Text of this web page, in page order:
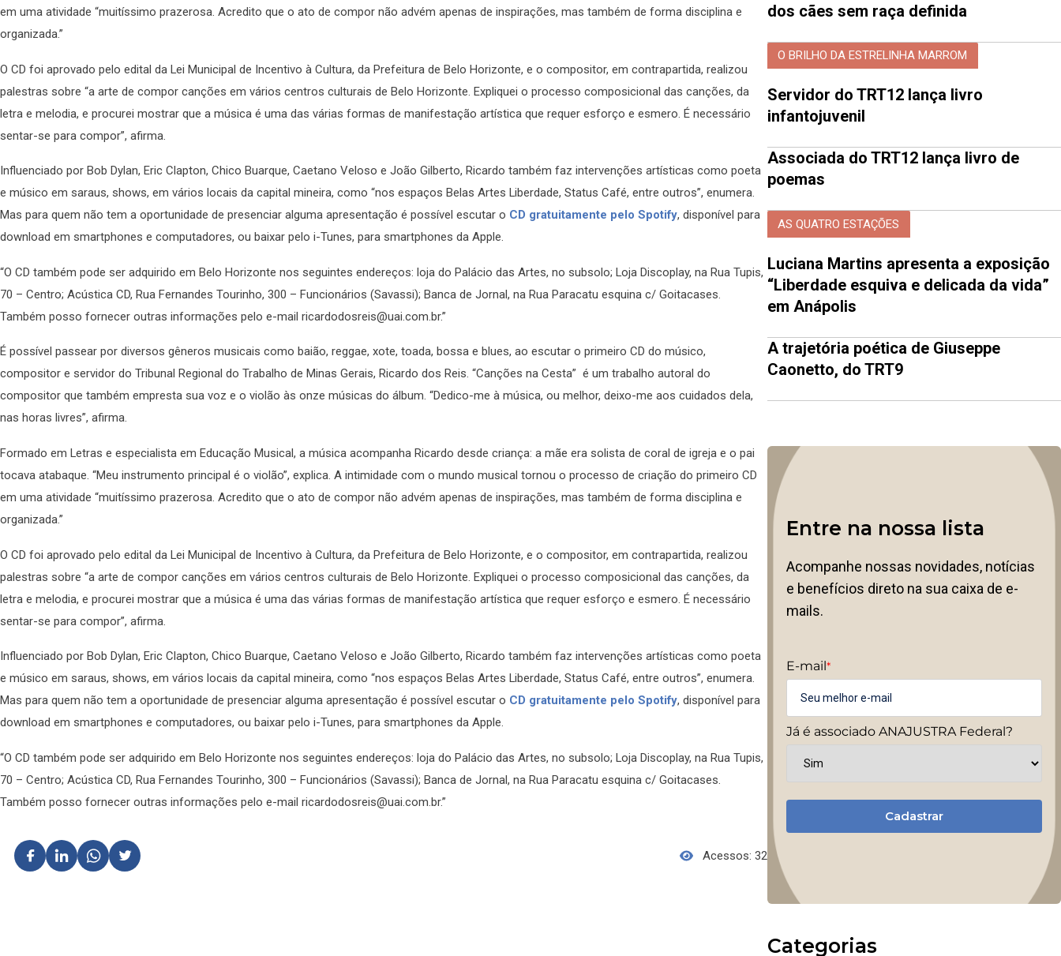
em uma atividade “muitíssimo prazerosa. Acredito que o ato de compor não advém apenas de inspirações, mas também de forma disciplina e
organizada.”
O CD foi aprovado pelo edital da Lei Municipal de Incentivo à Cultura, da Prefeitura de Belo Horizonte, e o compositor, em contrapartida, realizou
palestras sobre “a arte de compor canções em vários centros culturais de Belo Horizonte. Expliquei o processo composicional das canções, da
letra e melodia, e procurei mostrar que a música é uma das várias formas de manifestação artística que requer esforço e esmero. É necessário
sentar-se para compor”, afirma.
Influenciado por Bob Dylan, Eric Clapton, Chico Buarque, Caetano Veloso e João Gilberto, Ricardo também faz intervenções artísticas como poeta
e músico em saraus, shows, em vários locais da capital mineira, como “nos espaços Belas Artes Liberdade, Status Café, entre outros”, enumera.
Mas para quem não tem a oportunidade de presenciar alguma apresentação é possível escutar o CD gratuitamente pelo Spotify, disponível para
download em smartphones e computadores, ou baixar pelo i-Tunes, para smartphones da Apple.
“O CD também pode ser adquirido em Belo Horizonte nos seguintes endereços: loja do Palácio das Artes, no subsolo; Loja Discoplay, na Rua Tupis,
70 – Centro; Acústica CD, Rua Fernandes Tourinho, 300 – Funcionários (Savassi); Banca de Jornal, na Rua Paracatu esquina c/ Goitacases.
Também posso fornecer outras informações pelo e-mail ricardodosreis@uai.com.br.”
É possível passear por diversos gêneros musicais como baião, reggae, xote, toada, bossa e blues, ao escutar o primeiro CD do músico,
compositor e servidor do Tribunal Regional do Trabalho de Minas Gerais, Ricardo dos Reis. “Canções na Cesta” é um trabalho autoral do
compositor que também empresta sua voz e o violão às onze músicas do álbum. “Dedico-me à música, ou melhor, deixo-me aos cuidados dela,
nas horas livres”, afirma.
Formado em Letras e especialista em Educação Musical, a música acompanha Ricardo desde criança: a mãe era solista de coral de igreja e o pai
tocava atabaque. “Meu instrumento principal é o violão”, explica. A intimidade com o mundo musical tornou o processo de criação do primeiro CD
em uma atividade “muitíssimo prazerosa. Acredito que o ato de compor não advém apenas de inspirações, mas também de forma disciplina e
organizada.”
O CD foi aprovado pelo edital da Lei Municipal de Incentivo à Cultura, da Prefeitura de Belo Horizonte, e o compositor, em contrapartida, realizou
palestras sobre “a arte de compor canções em vários centros culturais de Belo Horizonte. Expliquei o processo composicional das canções, da
letra e melodia, e procurei mostrar que a música é uma das várias formas de manifestação artística que requer esforço e esmero. É necessário
sentar-se para compor”, afirma.
Influenciado por Bob Dylan, Eric Clapton, Chico Buarque, Caetano Veloso e João Gilberto, Ricardo também faz intervenções artísticas como poeta
e músico em saraus, shows, em vários locais da capital mineira, como “nos espaços Belas Artes Liberdade, Status Café, entre outros”, enumera.
Mas para quem não tem a oportunidade de presenciar alguma apresentação é possível escutar o CD gratuitamente pelo Spotify, disponível para
download em smartphones e computadores, ou baixar pelo i-Tunes, para smartphones da Apple.
“O CD também pode ser adquirido em Belo Horizonte nos seguintes endereços: loja do Palácio das Artes, no subsolo; Loja Discoplay, na Rua Tupis,
70 – Centro; Acústica CD, Rua Fernandes Tourinho, 300 – Funcionários (Savassi); Banca de Jornal, na Rua Paracatu esquina c/ Goitacases.
Também posso fornecer outras informações pelo e-mail ricardodosreis@uai.com.br.”
Acessos: 32
dos cães sem raça definida
O BRILHO DA ESTRELINHA MARROM
Servidor do TRT12 lança livro
infantojuvenil
Associada do TRT12 lança livro de
poemas
AS QUATRO ESTAÇÕES
Luciana Martins apresenta a exposição
“Liberdade esquiva e delicada da vida”
em Anápolis
A trajetória poética de Giuseppe
Caonetto, do TRT9
Entre na nossa lista
Acompanhe nossas novidades, notícias
e benefícios direto na sua caixa de e-
mails.
E-mail*
Já é associado ANAJUSTRA Federal?
Cadastrar
Categorias